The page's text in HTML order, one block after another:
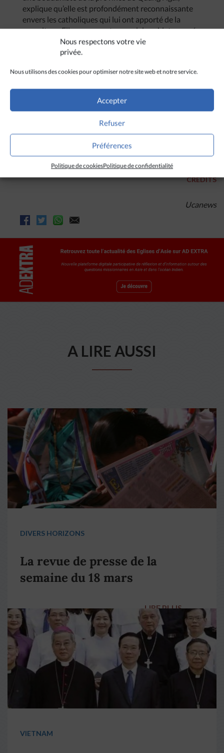
Nous respectons votre vie
privée.
Nous utilisons des cookies pour optimiser notre site web et notre service.
Accepter
Refuser
Préférences
Politique de cookiesPolitique de confidentialité
explique qu’elle est profondément reconnaissante
envers les catholiques qui lui ont apporté de la
nourriture. Elle ramasse et revend des objets usagés
pour survivre, et partage un petit logement avec
plusieurs personnes.
dongs [1,17 euro] par jour »,précise-t-elle, en
euro) par jour avant la crise.
(Avec Ucanews, Hô-Chi-Minh-Ville)
CRÉDITS
Ucanews
A LIRE AUSSI
DIVERS HORIZONS
La revue de presse de la
semaine du 18 mars
LIRE PLUS →
VIETNAM